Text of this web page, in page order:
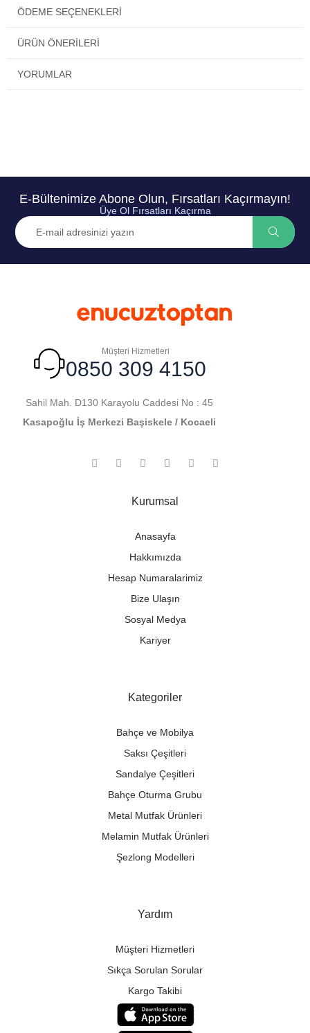
ÖDEME SEÇENEKLERI
ÜRÜN ÖNERILERI
YORUMLAR
E-Bültenimize Abone Olun, Fırsatları Kaçırmayın!
Üye Ol Fırsatları Kaçırma
Müşteri Hizmetleri
0850 309 4150
Sahil Mah. D130 Karayolu Caddesi No : 45
Kasapoğlu İş Merkezi Başiskele / Kocaeli
Kurumsal
Anasayfa
Hakkımızda
Hesap Numaralarimiz
Bize Ulaşın
Sosyal Medya
Kariyer
Kategoriler
Bahçe ve Mobilya
Saksı Çeşitleri
Sandalye Çeşitleri
Bahçe Oturma Grubu
Metal Mutfak Ürünleri
Melamin Mutfak Ürünleri
Şezlong Modelleri
Yardım
Müşteri Hizmetleri
Sıkça Sorulan Sorular
Kargo Takibi